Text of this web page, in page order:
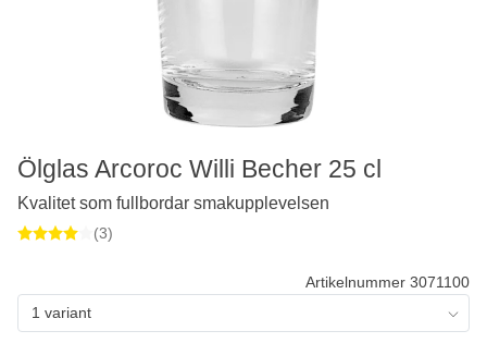
Artikelnummer 3071100
1 variant
Ölglas Arcoroc Willi Becher 25 cl
Kvalitet som fullbordar smakupplevelsen
(3)